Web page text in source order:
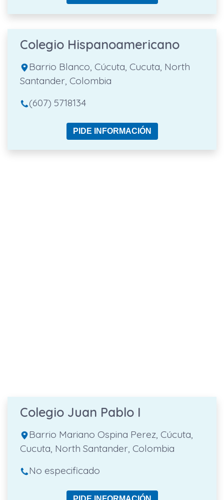
Colegio Hispanoamericano
Barrio Blanco, Cúcuta, Cucuta, North
Santander, Colombia
(607) 5718134
PIDE INFORMACIÓN
Colegio Juan Pablo I
Barrio Mariano Ospina Perez, Cúcuta,
Cucuta, North Santander, Colombia
No especificado